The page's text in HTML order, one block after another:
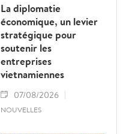
La diplomatie
économique, un levier
stratégique pour
soutenir les
entreprises
vietnamiennes
07/08/2026
NOUVELLES